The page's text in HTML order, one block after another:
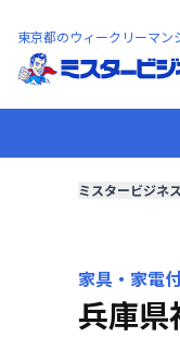
東京都のウィークリーマ
ミスタービジネス
家具・家電
兵庫県